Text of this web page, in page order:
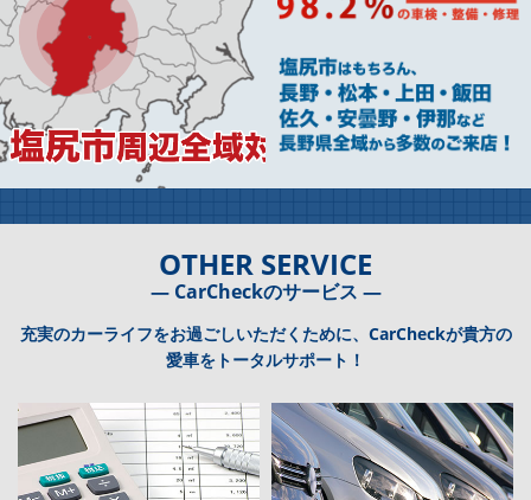
OTHER SERVICE
― CarCheckのサービス ―
充実のカーライフをお過ごしいただくために、CarCheckが貴方の
愛車をトータルサポート！